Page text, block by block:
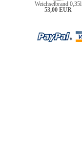
Weichselbrand 0,35l
53,00 EUR